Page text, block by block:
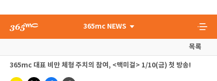
365mc NEWS
목록
365mc 대표 비만 체형 주치의 참여, <맥미걸> 1/10(금) 첫 방송!